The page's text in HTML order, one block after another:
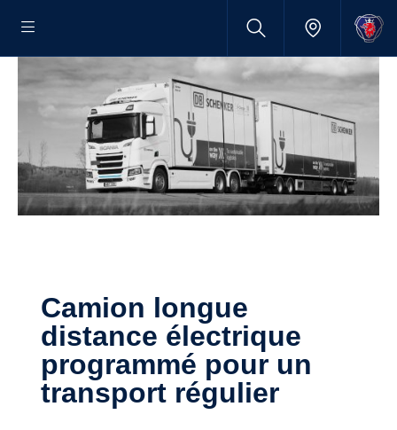
Camion longue
distance électrique
programmé pour un
transport régulier